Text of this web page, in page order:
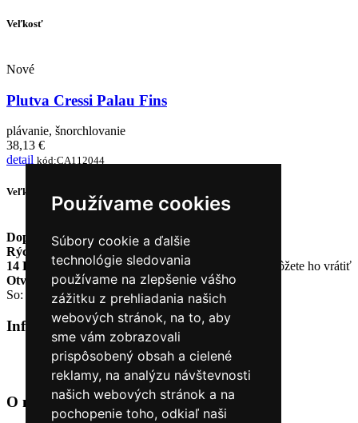
Používame cookies
Súbory cookie a ďalšie
technológie sledovania
používame na zlepšenie vášho
zážitku z prehliadania našich
webových stránok, na to, aby
sme vám zobrazovali
prispôsobený obsah a cielené
reklamy, na analýzu návštevnosti
našich webových stránok a na
pochopenie toho, odkiaľ naši
Veľkosť
Nové
Plutva Cressi Palau Fins
plávanie, šnorchlovanie
38,13 €
detail kód:CA112044
Veľkosť
Doprava zadarmo pri objednávke nad 230€
Rýchle dodanieTovar Vám odošleme do 24 hodín
14 Dní na vrátenie tovaruAk Vám tovar nesadne, môžete ho vrátiť
Otvorené celý týždeň Po - pia: 8:30 - 16:30
So: 9:00 - 12:00
Informácie+
O nás
Kontakt
O nás +